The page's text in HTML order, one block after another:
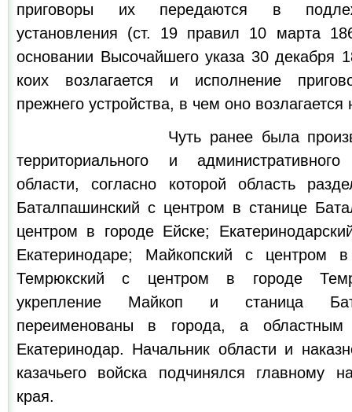
приговоры их передаются в
установления (ст. 19 правил 10 марта
основании Высочайшего указа 30 декабря
коих возлагается и исполнение
прежнего устройства, в чем оно
Чуть ранее была
территориального и
области, согласно которой область
Баталпашинский с центром в станице
центром в городе Ейске;
Екатеринодаре; Майкопский с центром
Темрюкский с центром в городе
укрепление Майкоп и станица
переименованы в города, а областным
Екатеринодар. Начальник области и
казачьего войска подчинялся главному
края.